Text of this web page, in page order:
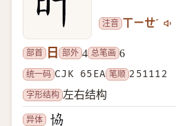
注音 ㄒㄧㄝˊ
部首 日 部外 4 总笔画 6
统一码 CJK 65EA 笔顺 251112
字形结构 左右结构
异体